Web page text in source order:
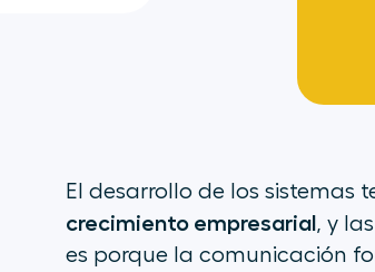
El desarrollo de los sistemas
crecimiento empresarial , y las
es porque la comunicación